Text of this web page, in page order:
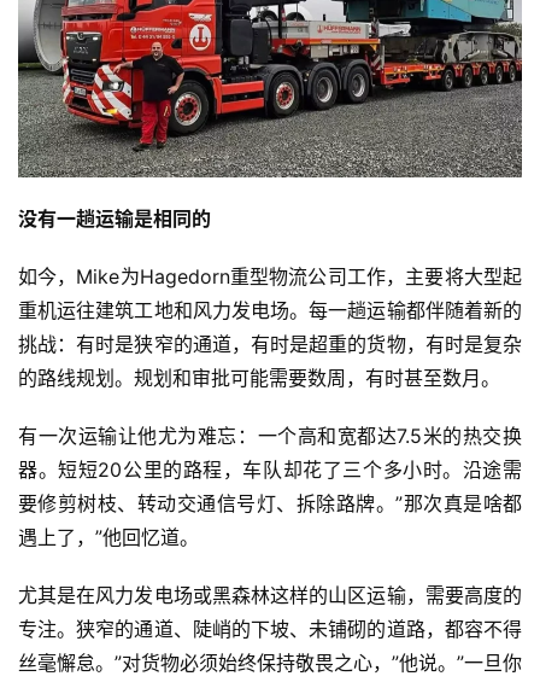
首
页
独
家
没有一趟运输是相同的
如今，Mike为Hagedorn重型物流公司工作，主要将大型起
重机运往建筑工地和风力发电场。每一趟运输都伴随着新的
挑战：有时是狭窄的通道，有时是超重的货物，有时是复杂
的路线规划。规划和审批可能需要数周，有时甚至数月。
有一次运输让他尤为难忘：一个高和宽都达7.5米的热交换
器。短短20公里的路程，车队却花了三个多小时。沿途需
要修剪树枝、转动交通信号灯、拆除路牌。”那次真是啥都
遇上了，”他回忆道。
尤其是在风力发电场或黑森林这样的山区运输，需要高度的
专注。狭窄的通道、陡峭的下坡、未铺砌的道路，都容不得
丝毫懈怠。”对货物必须始终保持敬畏之心，”他说。”一旦你